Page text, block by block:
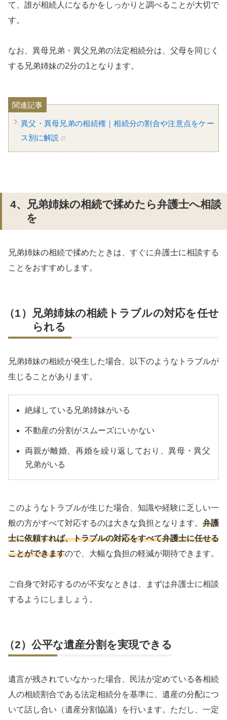
て、誰が相続人になるかをしっかりと調べることが大切で
す。
なお、異母兄弟・異父兄弟の法定相続分は、父母を同じく
する兄弟姉妹の2分の1となります。
関連記事
異父・異母兄弟の相続権｜相続分の割合や注意点をケー
ス別に解説
4、兄弟姉妹の相続で揉めたら弁護士へ相談
を
兄弟姉妹の相続で揉めたときは、すぐに弁護士に相談する
ことをおすすめします。
（1）兄弟姉妹の相続トラブルの対応を任せ
られる
兄弟姉妹の相続が発生した場合、以下のようなトラブルが
生じることがあります。
絶縁している兄弟姉妹がいる
不動産の分割がスムーズにいかない
両親が離婚、再婚を繰り返しており、異母・異父
兄弟がいる
このようなトラブルが生じた場合、知識や経験に乏しい一
般の方がすべて対応するのは大きな負担となります。 弁護
士に依頼すれば、トラブルの対応をすべて弁護士に任せる
ことができますので、大幅な負担の軽減が期待できます。
ご自身で対応するのが不安なときは、まずは弁護士に相談
するようにしましょう。
（2）公平な遺産分割を実現できる
遺言が残されていなかった場合、民法が定めている各相続
人の相続割合である法定相続分を基準に、遺産の分配につ
いて話し合い（遺産分割協議）を行います。ただし、一定